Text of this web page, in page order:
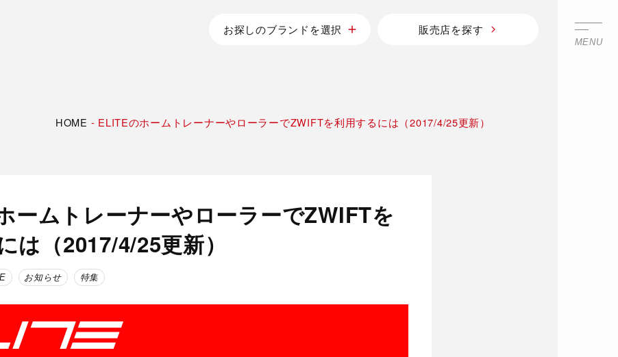
MENU
お探しのブランドを選択 販売店を探す
HOME - ELITEのホームトレーナーやローラーでZWIFTを利用するには（2017/4/25更新）
ームトレーナーやローラーでZWIFTを
は（2017/4/25更新）
お知らせ 特集